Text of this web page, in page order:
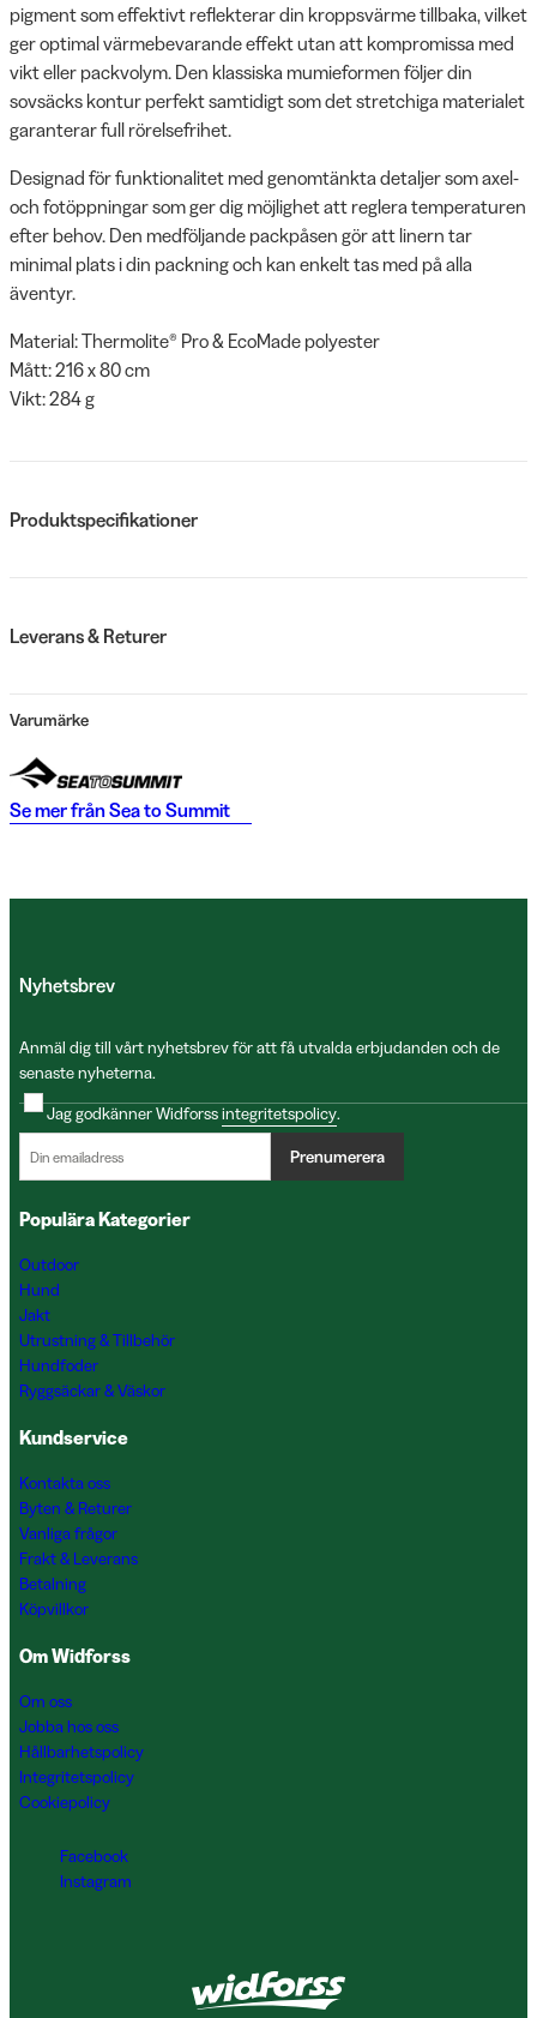
pigment som effektivt reflekterar din kroppsvärme tillbaka, vilket
ger optimal värmebevarande effekt utan att kompromissa med
vikt eller packvolym. Den klassiska mumieformen följer din
sovsäcks kontur perfekt samtidigt som det stretchiga materialet
garanterar full rörelsefrihet.
Designad för funktionalitet med genomtänkta detaljer som axel-
och fotöppningar som ger dig möjlighet att reglera temperaturen
efter behov. Den medföljande packpåsen gör att linern tar
minimal plats i din packning och kan enkelt tas med på alla
äventyr.
Material: Thermolite® Pro & EcoMade polyester
Mått: 216 x 80 cm
Vikt: 284 g
Produktspecifikationer
Leverans & Returer
Varumärke
Se mer frånSea to Summit
Nyhetsbrev
Anmäl dig till vårt nyhetsbrev för att få utvalda erbjudanden och de
senaste nyheterna.
Jag godkänner Widforssintegritetspolicy.
Prenumerera
Populära Kategorier
Outdoor
Hund
Jakt
Utrustning & Tillbehör
Hundfoder
Ryggsäckar & Väskor
Kundservice
Kontakta oss
Byten & Returer
Vanliga frågor
Frakt & Leverans
Betalning
Köpvillkor
Om Widforss
Om oss
Jobba hos oss
Hållbarhetspolicy
Integritetspolicy
Cookiepolicy
Facebook
Instagram